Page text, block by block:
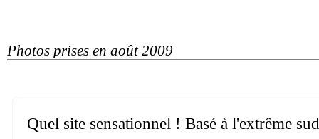
Photos prises en août 2009
Quel site sensationnel ! Basé à l'extrême